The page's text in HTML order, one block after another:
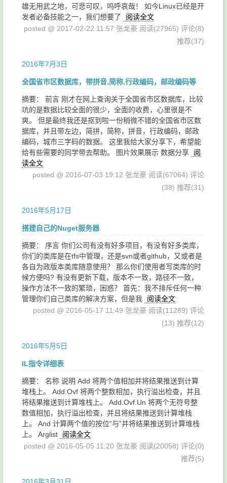
雄无用武之地，可悲可叹，呜呼哀哉！ 如今Linux已经是开
发者必备技能之一，我们想要了
阅读全文
posted @ 2017-02-22 11:57 张龙豪 阅读(27965) 评论(8)
推荐(37)
2016年7月3日
全国省市区数据库，带拼音,简称,行政编码，邮政编码等
摘要： 前言 刚才在网上查询关于全国省市区数据库，比较
坑的是数据比较全面的很少，全面的收费，心里很是不
爽。 但是最终我还是抠到啦一份稍微不错的全国省市区数
据库，并且带左边，简拼，简称，拼音，行政编码，邮政
编码，城市三字码的数据。 这里我给大家分享下，希望能
给有些需要的同学带去帮助。 图片效果展示 数据分享
阅
读全文
posted @ 2016-07-03 19:12 张龙豪 阅读(67064) 评论
(38) 推荐(31)
2016年5月17日
搭建自己的Nuget服务器
摘要： 序言 你们公司有没有好多项目，有没有好多类库，
你们的类库是在tfs中管理，还是svn或者github，又或者是
各自为政版本类库随意使用？ 那么你们使用者写类库的时
候方便吗? 有没有更新下载，版本不一致，路径不一致，
操作方法不一致的繁琐，困惑？ 首先：我不排斥任何一种
管理你们自己类库的解决方案，但是我
阅读全文
posted @ 2016-05-17 11:49 张龙豪 阅读(11289) 评论
(13) 推荐(12)
2016年5月5日
IL指令详细表
摘要： 名称 说明 Add 将两个值相加并将结果推送到计算
堆栈上。 Add.Ovf 将两个整数相加，执行溢出检查，并且
将结果推送到计算堆栈上。 Add.Ovf.Un 将两个无符号整
数值相加，执行溢出检查，并且将结果推送到计算堆栈
上。 And 计算两个值的按位“与”并将结果推送到计算堆栈
上。 Arglist
阅读全文
posted @ 2016-05-05 11:20 张龙豪 阅读(20058) 评论(0)
推荐(5)